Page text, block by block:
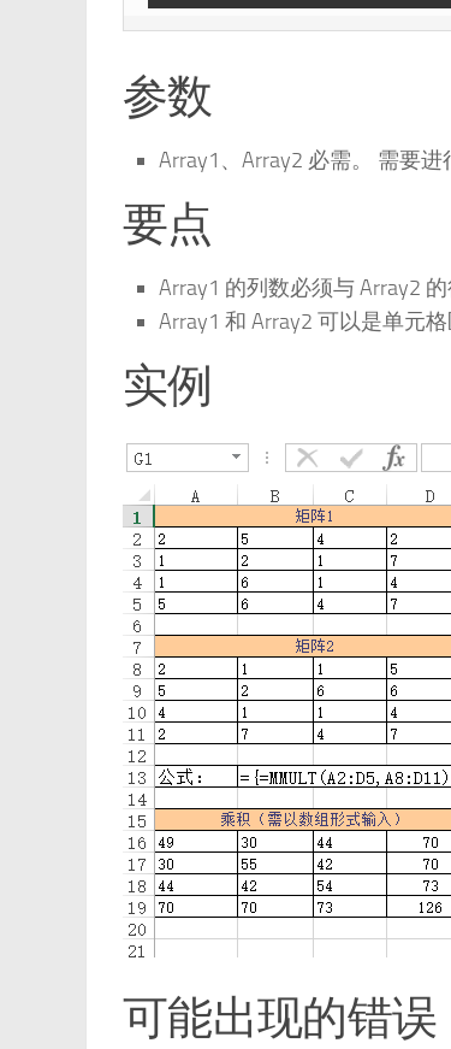
参数
Array1、Array2 必需。 需要进
要点
Array1 的列数必须与 Array2
Array1 和 Array2 可以是单元
实例
可能出现的错误